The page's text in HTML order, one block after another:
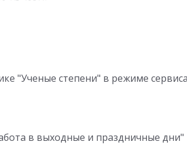
"Ученые степени" в режиме
в выходные и праздничные дни"